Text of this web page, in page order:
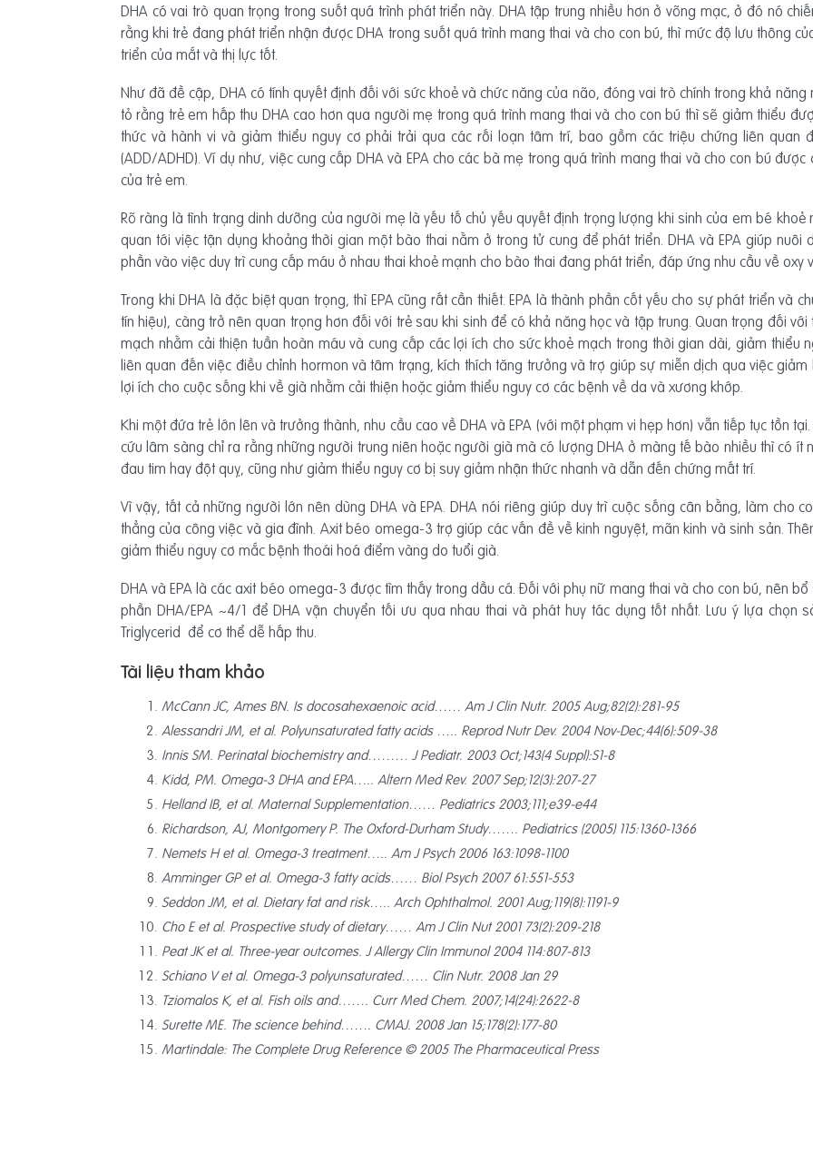
DHA có vai trò quan trọng trong suốt quá trình phát triển này. DHA tập trung nhiều hơn ở võng mạc, ở đó nó
rằng khi trẻ đang phát triển nhận được DHA trong suốt quá trình mang thai và cho con bú, thì mức độ lưu thông
triển của mắt và thị lực tốt.
Như đã đề cập, DHA có tính quyết định đối với sức khoẻ và chức năng của não, đóng vai trò chính trong khả
tỏ rằng trẻ em hấp thu DHA cao hơn qua người mẹ trong quá trình mang thai và cho con bú thì sẽ giảm thiểu
thức và hành vi và giảm thiểu nguy cơ phải trải qua các rối loạn tâm trí, bao gồm các triệu chứng liên quan
(ADD/ADHD). Ví dụ như, việc cung cấp DHA và EPA cho các bà mẹ trong quá trình mang thai và cho con bú
của trẻ em.
Rõ ràng là tình trạng dinh dưỡng của người mẹ là yếu tố chủ yếu quyết định trọng lượng khi sinh của em bé
quan tới việc tận dụng khoảng thời gian một bào thai nằm ở trong tử cung để phát triển. DHA và EPA giúp
phần vào việc duy trì cung cấp máu ở nhau thai khoẻ mạnh cho bào thai đang phát triển, đáp ứng nhu cầu về oxy
Trong khi DHA là đặc biệt quan trọng, thì EPA cũng rất cần thiết. EPA là thành phần cốt yếu cho sự phát triển và
tín hiệu), càng trở nên quan trọng hơn đối với trẻ sau khi sinh để có khả năng học và tập trung. Quan trọng đối
mạch nhằm cải thiện tuần hoàn máu và cung cấp các lợi ích cho sức khoẻ mạch trong thời gian dài, giảm thiểu
liên quan đến việc điều chỉnh hormon và tâm trạng, kích thích tăng trưởng và trợ giúp sự miễn dịch qua việc
lợi ích cho cuộc sống khi về già nhằm cải thiện hoặc giảm thiểu nguy cơ các bệnh về da và xương khớp.
Khi một đứa trẻ lớn lên và trưởng thành, nhu cầu cao về DHA và EPA (với một phạm vi hẹp hơn) vẫn tiếp tục tồn
cứu lâm sàng chỉ ra rằng những người trung niên hoặc người già mà có lượng DHA ở màng tế bào nhiều thì có ít
đau tim hay đột quỵ, cũng như giảm thiểu nguy cơ bị suy giảm nhận thức nhanh và dẫn đến chứng mất trí.
Vì vậy, tất cả những người lớn nên dùng DHA và EPA. DHA nói riêng giúp duy trì cuộc sống cân bằng, làm cho
thẳng của công việc và gia đình. Axit béo omega-3 trợ giúp các vấn đề về kinh nguyệt, mãn kinh và sinh sản.
giảm thiểu nguy cơ mắc bệnh thoái hoá điểm vàng do tuổi già.
DHA và EPA là các axit béo omega-3 được tìm thấy trong dầu cá. Đối với phụ nữ mang thai và cho con bú, nên
phần DHA/EPA ~4/1 để DHA vận chuyển tối ưu qua nhau thai và phát huy tác dụng tốt nhất. Lưu ý lựa
Triglycerid để cơ thể dễ hấp thu.
Tài liệu tham khảo
McCann JC, Ames BN. Is docosahexaenoic acid…… Am J Clin Nutr. 2005 Aug;82(2):281-95
Alessandri JM, et al. Polyunsaturated fatty acids ….. Reprod Nutr Dev. 2004 Nov-Dec;44(6):509-38
Innis SM. Perinatal biochemistry and……… J Pediatr. 2003 Oct;143(4 Suppl):S1-8
Kidd, PM. Omega-3 DHA and EPA….. Altern Med Rev. 2007 Sep;12(3):207-27
Helland IB, et al. Maternal Supplementation…… Pediatrics 2003;111;e39-e44
Richardson, AJ, Montgomery P. The Oxford-Durham Study……. Pediatrics (2005) 115:1360-1366
Nemets H et al. Omega-3 treatment….. Am J Psych 2006 163:1098-1100
Amminger GP et al. Omega-3 fatty acids…… Biol Psych 2007 61:551-553
Seddon JM, et al. Dietary fat and risk….. Arch Ophthalmol. 2001 Aug;119(8):1191-9
Cho E et al. Prospective study of dietary…… Am J Clin Nut 2001 73(2):209-218
Peat JK et al. Three-year outcomes. J Allergy Clin Immunol 2004 114:807-813
Schiano V et al. Omega-3 polyunsaturated…… Clin Nutr. 2008 Jan 29
Tziomalos K, et al. Fish oils and……. Curr Med Chem. 2007;14(24):2622-8
Surette ME. The science behind……. CMAJ. 2008 Jan 15;178(2):177-80
Martindale: The Complete Drug Reference © 2005 The Pharmaceutical Press